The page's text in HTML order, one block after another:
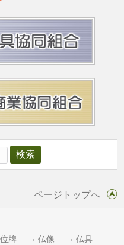
ページトップへ
牌 仏像 仏具